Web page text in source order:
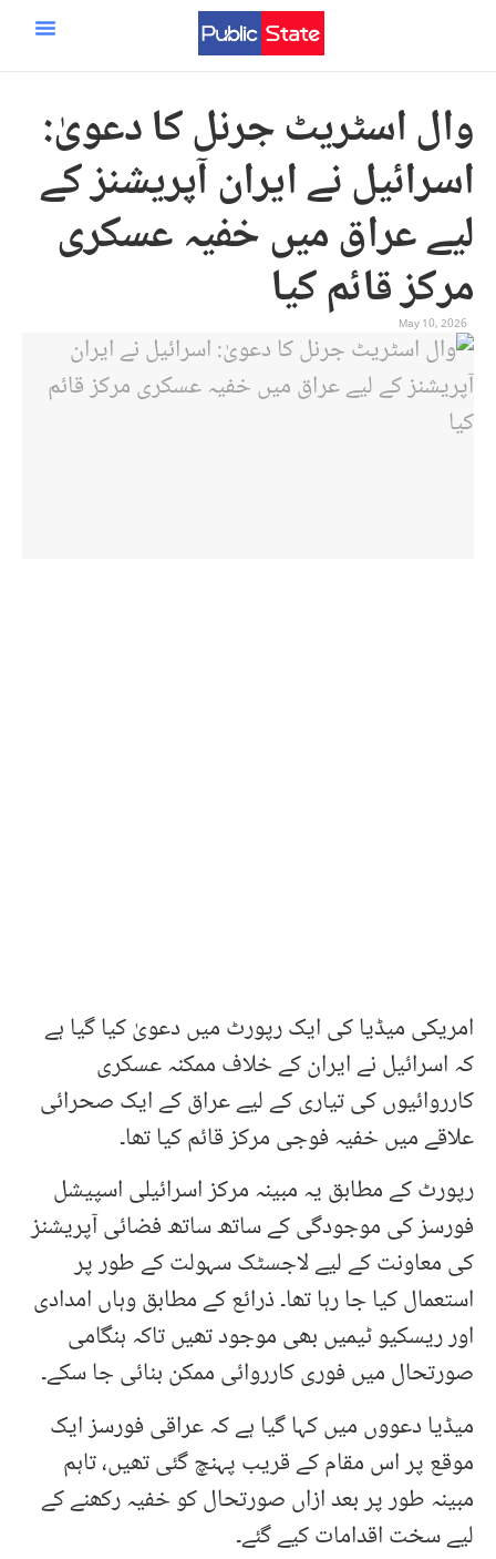
وال اسٹریٹ جرنل کا دعویٰ:
اسرائیل نے ایران آپریشنز کے
لیے عراق میں خفیہ عسکری
مرکز قائم کیا
May 10, 2026
امریکی میڈیا کی ایک رپورٹ میں دعویٰ کیا گیا ہے
کہ اسرائیل نے ایران کے خلاف ممکنہ عسکری
کارروائیوں کی تیاری کے لیے عراق کے ایک صحرائی
علاقے میں خفیہ فوجی مرکز قائم کیا تھا۔
رپورٹ کے مطابق یہ مبینہ مرکز اسرائیلی اسپیشل
فورسز کی موجودگی کے ساتھ ساتھ فضائی آپریشنز
کی معاونت کے لیے لاجسٹک سہولت کے طور پر
استعمال کیا جا رہا تھا۔ ذرائع کے مطابق وہاں امدادی
اور ریسکیو ٹیمیں بھی موجود تھیں تاکہ ہنگامی
صورتحال میں فوری کارروائی ممکن بنائی جا سکے۔
میڈیا دعووں میں کہا گیا ہے کہ عراقی فورسز ایک
موقع پر اس مقام کے قریب پہنچ گئی تھیں، تاہم
مبینہ طور پر بعد ازاں صورتحال کو خفیہ رکھنے کے
لیے سخت اقدامات کیے گئے۔